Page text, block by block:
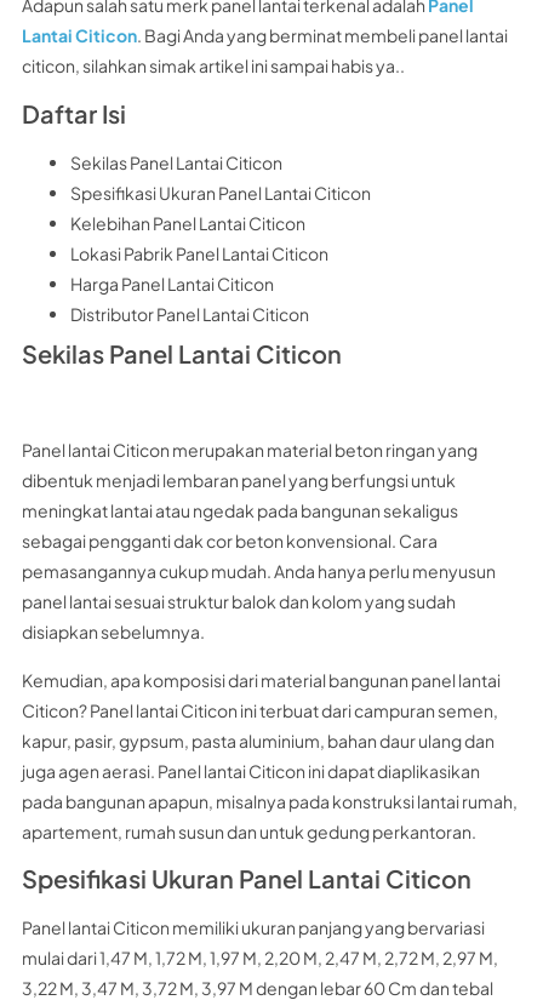
Adapun salah satu merk panel lantai terkenal adalah Panel
Lantai Citicon. Bagi Anda yang berminat membeli panel lantai
citicon, silahkan simak artikel ini sampai habis ya..
Daftar Isi
Sekilas Panel Lantai Citicon
Spesifikasi Ukuran Panel Lantai Citicon
Kelebihan Panel Lantai Citicon
Lokasi Pabrik Panel Lantai Citicon
Harga Panel Lantai Citicon
Distributor Panel Lantai Citicon
Sekilas Panel Lantai Citicon
Panel lantai Citicon merupakan material beton ringan yang
dibentuk menjadi lembaran panel yang berfungsi untuk
meningkat lantai atau ngedak pada bangunan sekaligus
sebagai pengganti dak cor beton konvensional. Cara
pemasangannya cukup mudah. Anda hanya perlu menyusun
panel lantai sesuai struktur balok dan kolom yang sudah
disiapkan sebelumnya.
Kemudian, apa komposisi dari material bangunan panel lantai
Citicon? Panel lantai Citicon ini terbuat dari campuran semen,
kapur, pasir, gypsum, pasta aluminium, bahan daur ulang dan
juga agen aerasi. Panel lantai Citicon ini dapat diaplikasikan
pada bangunan apapun, misalnya pada konstruksi lantai rumah,
apartement, rumah susun dan untuk gedung perkantoran.
Spesifikasi Ukuran Panel Lantai Citicon
Panel lantai Citicon memiliki ukuran panjang yang bervariasi
mulai dari 1,47 M, 1,72 M, 1,97 M, 2,20 M, 2,47 M, 2,72 M, 2,97 M,
3,22 M, 3,47 M, 3,72 M, 3,97 M dengan lebar 60 Cm dan tebal